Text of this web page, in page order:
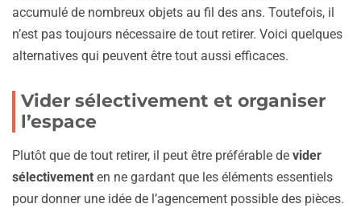
accumulé de nombreux objets au fil des ans. Toutefois, il
n’est pas toujours nécessaire de tout retirer. Voici quelques
alternatives qui peuvent être tout aussi efficaces.
Vider sélectivement et organiser
l’espace
Plutôt que de tout retirer, il peut être préférable de vider
sélectivement en ne gardant que les éléments essentiels
pour donner une idée de l’agencement possible des pièces.